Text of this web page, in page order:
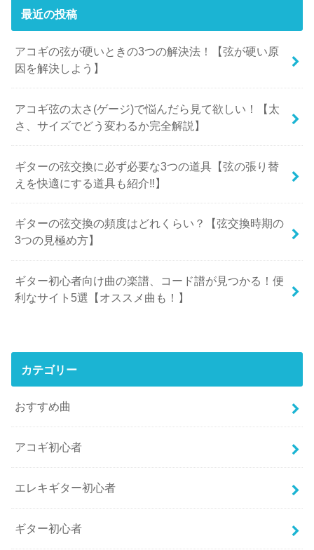
最近の投稿
アコギの弦が硬いときの3つの解決法！【弦が硬い原
因を解決しよう】
アコギ弦の太さ(ゲージ)で悩んだら見て欲しい！【太
さ、サイズでどう変わるか完全解説】
ギターの弦交換に必ず必要な3つの道具【弦の張り替
えを快適にする道具も紹介‼︎】
ギターの弦交換の頻度はどれくらい？【弦交換時期の
3つの見極め方】
ギター初心者向け曲の楽譜、コード譜が見つかる！便
利なサイト5選【オススメ曲も！】
カテゴリー
おすすめ曲
アコギ初心者
エレキギター初心者
ギター初心者